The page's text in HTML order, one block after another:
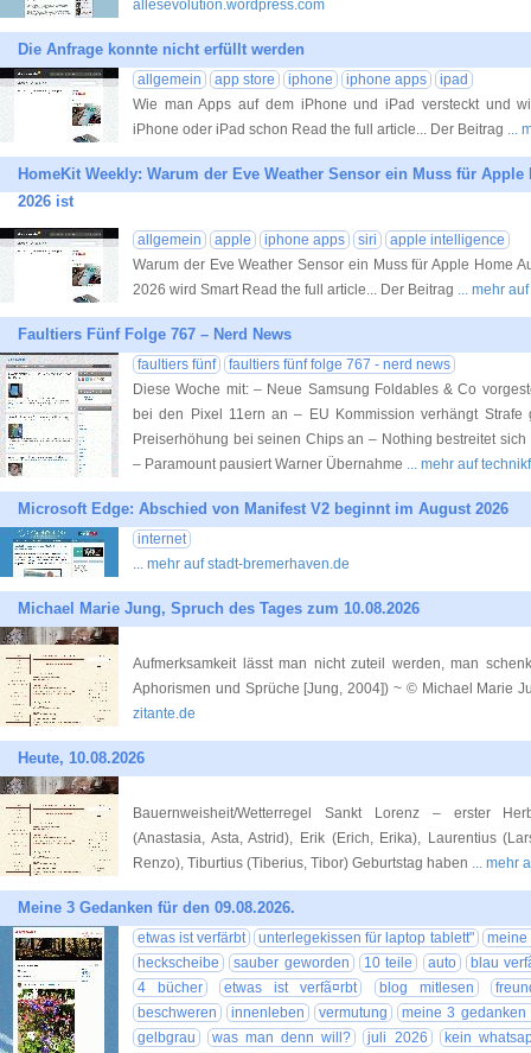
allesevolution.wordpress.com
Die Anfrage konnte nicht erfüllt werden
allgemein app store iphone iphone apps
ipad
Wie man Apps auf dem iPhone und iPad versteckt und
iPhone oder iPad schon Read the full article... Der Beitrag ...
HomeKit Weekly: Warum der Eve Weather Sensor ein Muss für
2026 ist
allgemein apple iphone apps siri
apple intelligence
Warum der Eve Weather Sensor ein Muss für Apple Home
2026 wird Smart Read the full article... Der Beitrag ... mehr
Faultiers Fünf Folge 767 – Nerd News
faultiers fünf
faultiers fünf folge 767 - nerd news
Diese Woche mit: – Neue Samsung Foldables & Co
bei den Pixel 11ern an – EU Kommission verhängt Strafe
Preiserhöhung bei seinen Chips an – Nothing bestreitet
– Paramount pausiert Warner Übernahme ... mehr auf
Microsoft Edge: Abschied von Manifest V2 beginnt im August 2026
internet
... mehr auf stadt-bremerhaven.de
Michael Marie Jung, Spruch des Tages zum 10.08.2026
Aufmerksamkeit lässt man nicht zuteil werden, man
Aphorismen und Sprüche [Jung, 2004]) ~ © Michael Marie
zitante.de
Heute, 10.08.2026
Bauernweisheit/Wetterregel Sankt Lorenz – erster
(Anastasia, Asta, Astrid), Erik (Erich, Erika), Laurentius
Renzo), Tiburtius (Tiberius, Tibor) Geburtstag haben ... mehr
Meine 3 Gedanken für den 09.08.2026.
etwas ist verfärbt unterlegekissen für laptop tablett"
meine
heckscheibe
sauber geworden 10 teile auto
blau
4 bücher
etwas ist verfã¤rbt blog mitlesen
beschweren
innenleben vermutung
meine 3 gedanken
gelbgrau
was man denn will? juli 2026
kein